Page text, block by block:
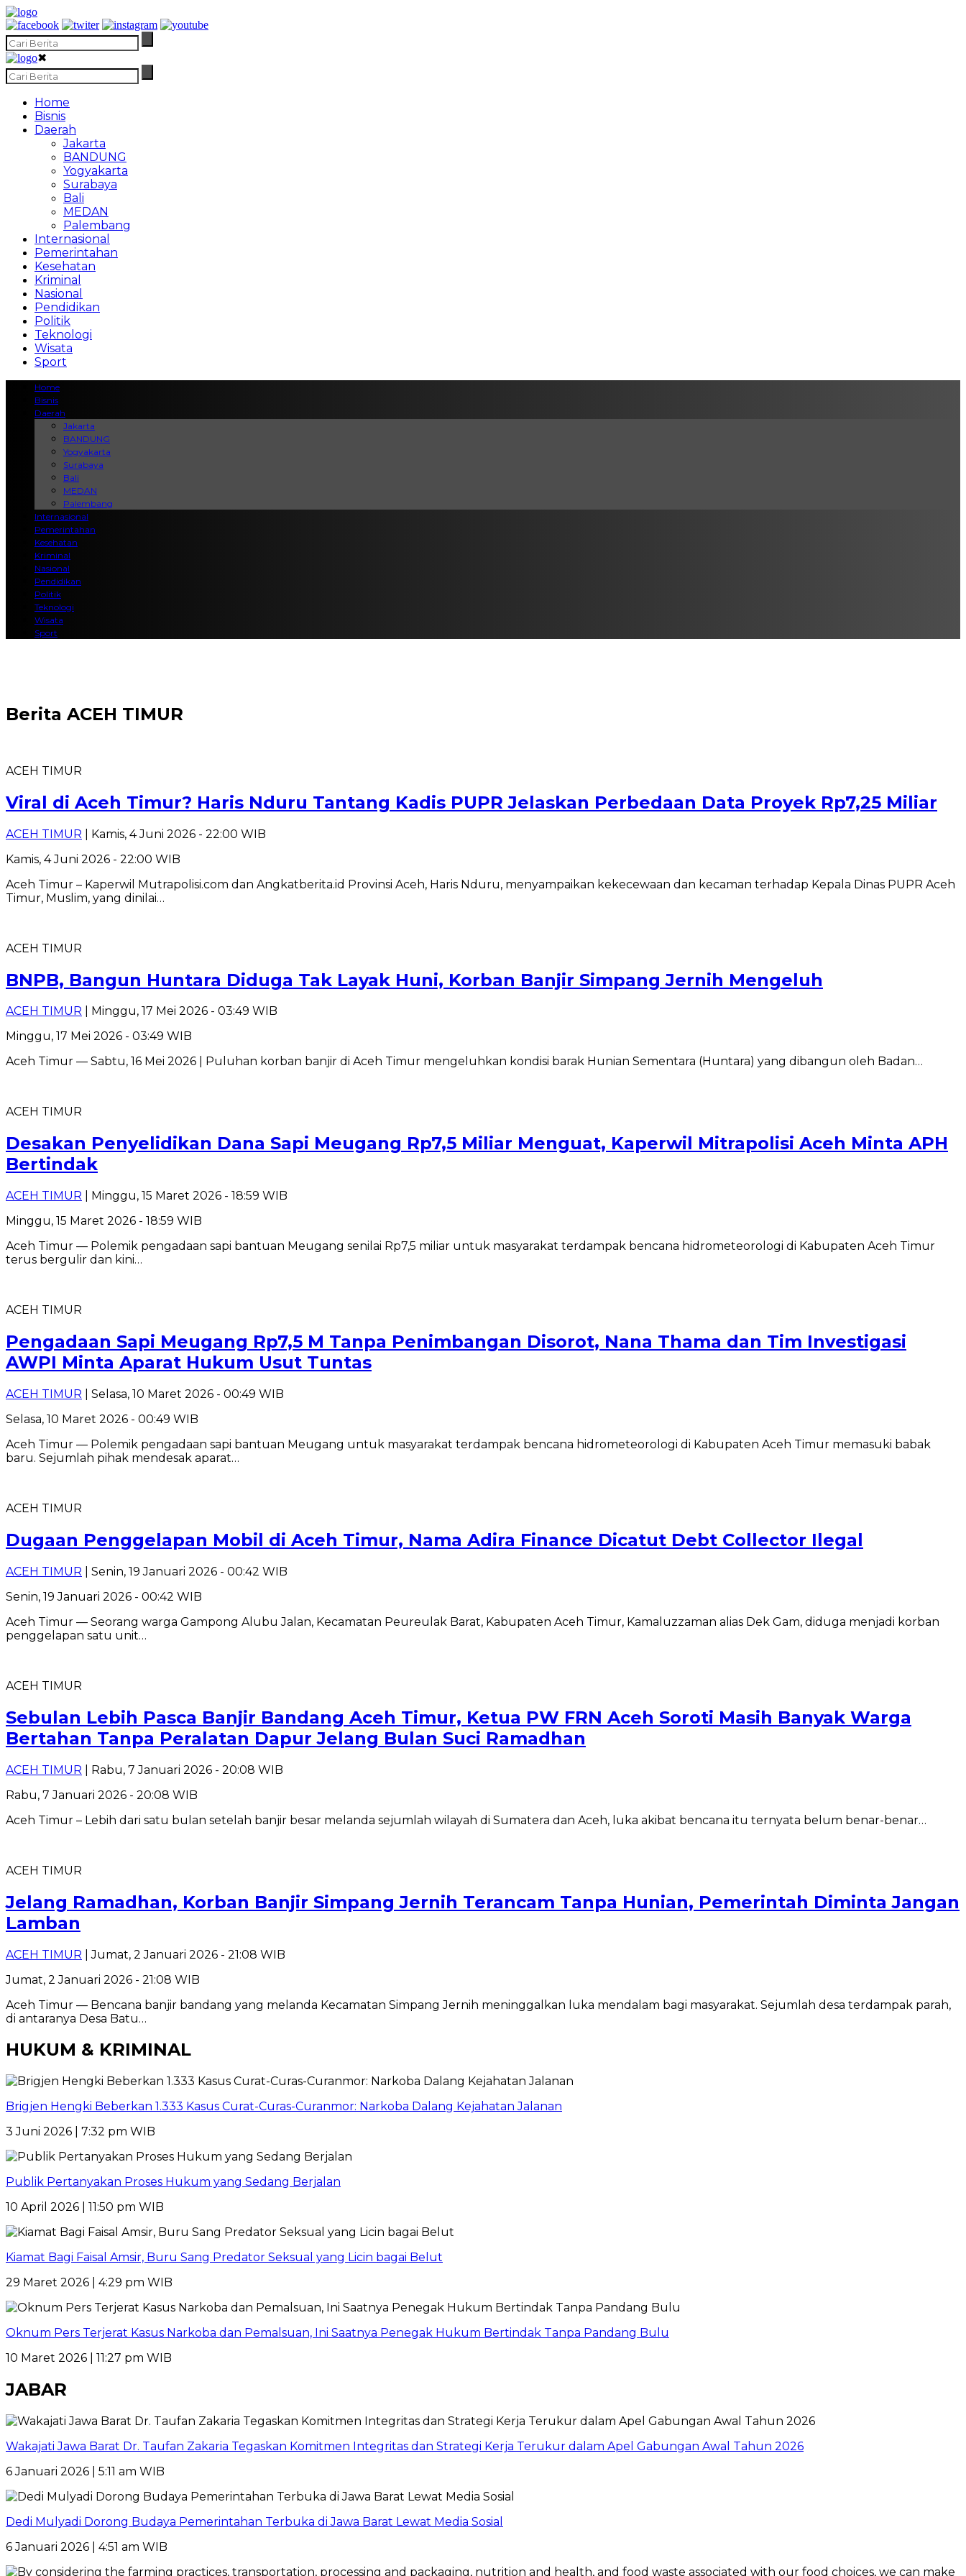
✖
Home
Bisnis
Daerah
Jakarta
BANDUNG
Yogyakarta
Surabaya
Bali
MEDAN
Palembang
Internasional
Pemerintahan
Kesehatan
Kriminal
Nasional
Pendidikan
Politik
Teknologi
Wisata
Sport
Home
Bisnis
Daerah
Jakarta
BANDUNG
Yogyakarta
Surabaya
Bali
MEDAN
Palembang
Internasional
Pemerintahan
Kesehatan
Kriminal
Nasional
Pendidikan
Politik
Teknologi
Wisata
Sport
Berita ACEH TIMUR
ACEH TIMUR
Viral di Aceh Timur? Haris Nduru Tantang Kadis PUPR Jelaskan Perbedaan Data Proyek Rp7,25 Miliar
ACEH TIMUR | Kamis, 4 Juni 2026 - 22:00 WIB
Kamis, 4 Juni 2026 - 22:00 WIB
Aceh Timur – Kaperwil Mutrapolisi.com dan Angkatberita.id Provinsi Aceh, Haris Nduru, menyampaikan kekecewaan dan kecaman terhadap Kepala Dinas PUPR Aceh
Timur, Muslim, yang dinilai…
ACEH TIMUR
BNPB, Bangun Huntara Diduga Tak Layak Huni, Korban Banjir Simpang Jernih Mengeluh
ACEH TIMUR | Minggu, 17 Mei 2026 - 03:49 WIB
Minggu, 17 Mei 2026 - 03:49 WIB
Aceh Timur — Sabtu, 16 Mei 2026 | Puluhan korban banjir di Aceh Timur mengeluhkan kondisi barak Hunian Sementara (Huntara) yang dibangun oleh Badan…
ACEH TIMUR
Desakan Penyelidikan Dana Sapi Meugang Rp7,5 Miliar Menguat, Kaperwil Mitrapolisi Aceh Minta APH
Bertindak
ACEH TIMUR | Minggu, 15 Maret 2026 - 18:59 WIB
Minggu, 15 Maret 2026 - 18:59 WIB
Aceh Timur — Polemik pengadaan sapi bantuan Meugang senilai Rp7,5 miliar untuk masyarakat terdampak bencana hidrometeorologi di Kabupaten Aceh Timur
terus bergulir dan kini…
ACEH TIMUR
Pengadaan Sapi Meugang Rp7,5 M Tanpa Penimbangan Disorot, Nana Thama dan Tim Investigasi
AWPI Minta Aparat Hukum Usut Tuntas
ACEH TIMUR | Selasa, 10 Maret 2026 - 00:49 WIB
Selasa, 10 Maret 2026 - 00:49 WIB
Aceh Timur — Polemik pengadaan sapi bantuan Meugang untuk masyarakat terdampak bencana hidrometeorologi di Kabupaten Aceh Timur memasuki babak
baru. Sejumlah pihak mendesak aparat…
ACEH TIMUR
Dugaan Penggelapan Mobil di Aceh Timur, Nama Adira Finance Dicatut Debt Collector Ilegal
ACEH TIMUR | Senin, 19 Januari 2026 - 00:42 WIB
Senin, 19 Januari 2026 - 00:42 WIB
Aceh Timur — Seorang warga Gampong Alubu Jalan, Kecamatan Peureulak Barat, Kabupaten Aceh Timur, Kamaluzzaman alias Dek Gam, diduga menjadi korban
penggelapan satu unit…
ACEH TIMUR
Sebulan Lebih Pasca Banjir Bandang Aceh Timur, Ketua PW FRN Aceh Soroti Masih Banyak Warga
Bertahan Tanpa Peralatan Dapur Jelang Bulan Suci Ramadhan
ACEH TIMUR | Rabu, 7 Januari 2026 - 20:08 WIB
Rabu, 7 Januari 2026 - 20:08 WIB
Aceh Timur – Lebih dari satu bulan setelah banjir besar melanda sejumlah wilayah di Sumatera dan Aceh, luka akibat bencana itu ternyata belum benar-benar…
ACEH TIMUR
Jelang Ramadhan, Korban Banjir Simpang Jernih Terancam Tanpa Hunian, Pemerintah Diminta Jangan
Lamban
ACEH TIMUR | Jumat, 2 Januari 2026 - 21:08 WIB
Jumat, 2 Januari 2026 - 21:08 WIB
Aceh Timur — Bencana banjir bandang yang melanda Kecamatan Simpang Jernih meninggalkan luka mendalam bagi masyarakat. Sejumlah desa terdampak parah,
di antaranya Desa Batu…
HUKUM & KRIMINAL
Brigjen Hengki Beberkan 1.333 Kasus Curat-Curas-Curanmor: Narkoba Dalang Kejahatan Jalanan
3 Juni 2026 | 7:32 pm WIB
Publik Pertanyakan Proses Hukum yang Sedang Berjalan
10 April 2026 | 11:50 pm WIB
Kiamat Bagi Faisal Amsir, Buru Sang Predator Seksual yang Licin bagai Belut
29 Maret 2026 | 4:29 pm WIB
Oknum Pers Terjerat Kasus Narkoba dan Pemalsuan, Ini Saatnya Penegak Hukum Bertindak Tanpa Pandang Bulu
10 Maret 2026 | 11:27 pm WIB
JABAR
Wakajati Jawa Barat Dr. Taufan Zakaria Tegaskan Komitmen Integritas dan Strategi Kerja Terukur dalam Apel Gabungan Awal Tahun 2026
6 Januari 2026 | 5:11 am WIB
Dedi Mulyadi Dorong Budaya Pemerintahan Terbuka di Jawa Barat Lewat Media Sosial
6 Januari 2026 | 4:51 am WIB